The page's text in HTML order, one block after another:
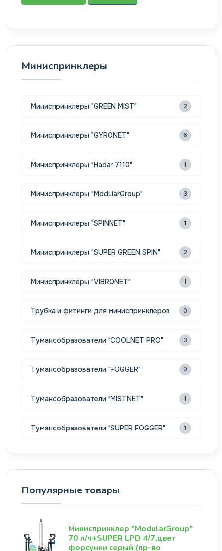
Миниспринклеры
Миниспринклеры "GREEN MIST" 2
Миниспринклеры "GYRONET" 6
Миниспринклеры "Hadar 7110" 1
Миниспринклеры "ModularGroup" 3
Миниспринклеры "SPINNET" 1
Миниспринклеры "SUPER GREEN SPIN" 2
Миниспринклеры "VIBRONET" 1
Трубка и фитинги для миниспринклеров 0
Туманообразователи "COOLNET PRO" 3
Туманообразователи "FOGGER" 0
Туманообразователи "MISTNET" 1
Туманообразователи "SUPER FOGGER" 1
Популярные товары
Миниспринклер "ModularGroup"
70 л/ч+SUPER LPD 4/7,цвет
форсунки серый (пр-во